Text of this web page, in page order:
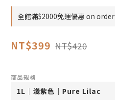
全館滿$2000免運優惠 on order
NT$399 NT$420
商品規格